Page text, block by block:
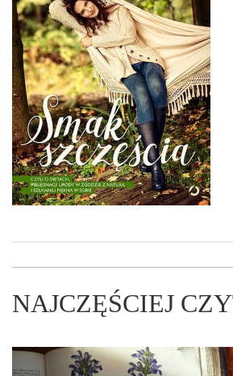
NAJCZĘŚCIEJ